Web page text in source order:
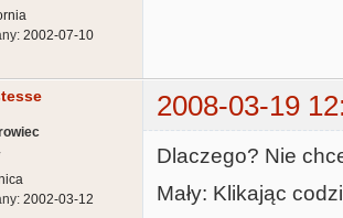
2002-07-10
2008-03-19
2002-03-12
Dlaczego? Nie
Mały: Klikając